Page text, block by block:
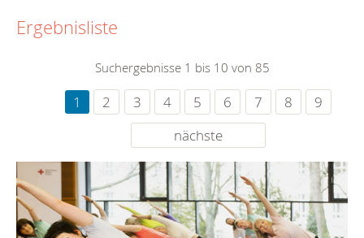
Ergebnisliste
Suchergebnisse 1 bis 10 von 85
1 2 3 4 5 6 7 8
9
nächste